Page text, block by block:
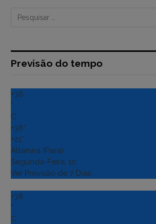
Previsão do tempo
+36
°
C
+38°
+21°
Altamira (Para)
Segunda-Feira, 10
Ver Previsão de 7 Dias
+38
°
C